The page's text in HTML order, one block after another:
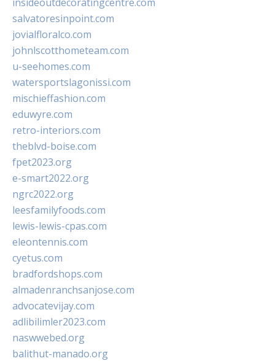
salvatoresinpoint.com
jovialfloralco.com
johnlscotthometeam.com
u-seehomes.com
watersportslagonissi.com
mischieffashion.com
eduwyre.com
retro-interiors.com
theblvd-boise.com
fpet2023.org
e-smart2022.org
ngrc2022.org
leesfamilyfoods.com
lewis-lewis-cpas.com
eleontennis.com
cyetus.com
bradfordshops.com
almadenranchsanjose.com
advocatevijay.com
adlibilimler2023.com
naswwebed.org
balithut-manado.org